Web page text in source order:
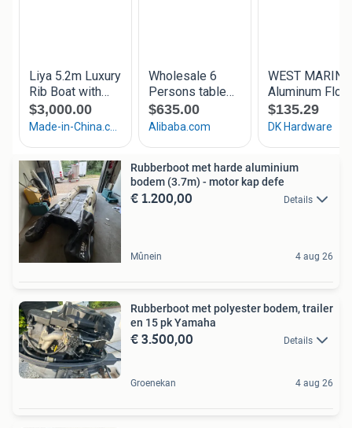
Rubberboot met harde aluminium
bodem (3.7m) - motor kap defe
€ 1.200,00 Details
Mûnein 4 aug 26
Rubberboot met polyester bodem, trailer
en 15 pk Yamaha
€ 3.500,00 Details
Groenekan 4 aug 26